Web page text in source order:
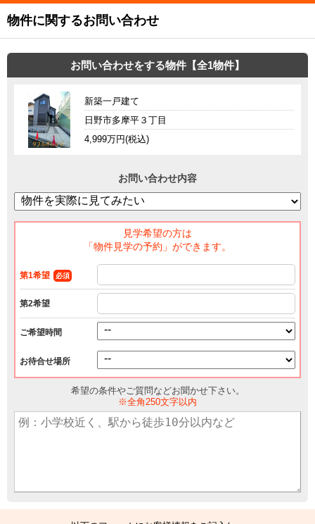
物件に関するお問い合わせ
お問い合わせをする物件【全1物件】
新築一戸建て
日野市多摩平３丁目
4,999万円(税込)
お問い合わせ内容
見学希望の方は
「物件見学の予約」ができます。
第1希望 必須
第2希望
ご希望時間
お待合せ場所
希望の条件やご質問などお聞かせ下さい。
※全角250文字以内